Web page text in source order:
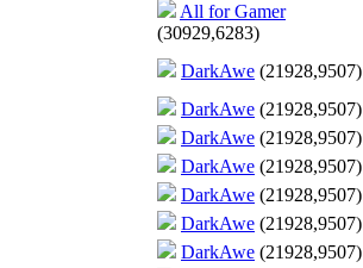
All for Gamer
(30929,6283)
DarkAwe (21928,9507)
DarkAwe (21928,9507)
DarkAwe (21928,9507)
DarkAwe (21928,9507)
DarkAwe (21928,9507)
DarkAwe (21928,9507)
DarkAwe (21928,9507)